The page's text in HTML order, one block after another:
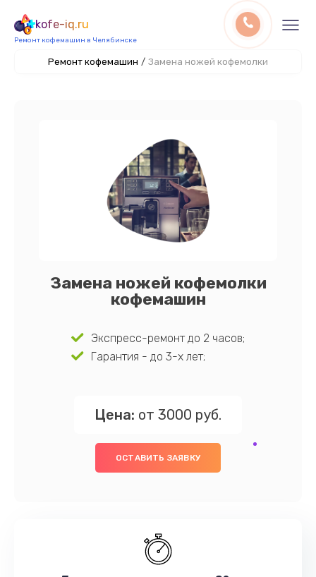
kofe-iq.ru
Ремонт кофемашин в Челябинске
Ремонт кофемашин / Замена ножей кофемолки
Замена ножей кофемолки
кофемашин
Экспресс-ремонт до 2 часов;
Гарантия - до 3-х лет;
Цена: от 3000 руб.
ОСТАВИТЬ ЗАЯВКУ